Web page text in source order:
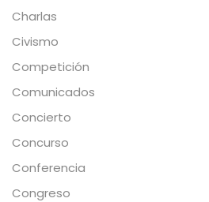
Charlas
Civismo
Competición
Comunicados
Concierto
Concurso
Conferencia
Congreso